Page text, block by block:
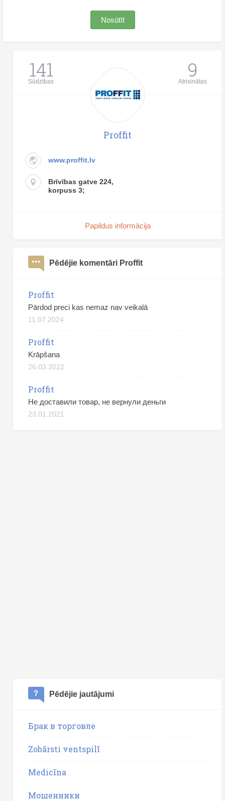
Nosūtīt
141
Sūdzības 9
Atrisinātas
Proffit
www.proffit.lv
Brīvības gatve 224,
korpuss 3;
Papildus informācija
Pēdējie komentāri Proffit
Proffit
Pārdod preci kas nemaz nav veikalā
11.07.2024
Proffit
Krāpšana
26.03.2022
Proffit
Не доставили товар, не вернули деньги
23.01.2021
Pēdējie jautājumi
Брак в торговле
Zobārsti ventspilī
Medicīna
Мошенники